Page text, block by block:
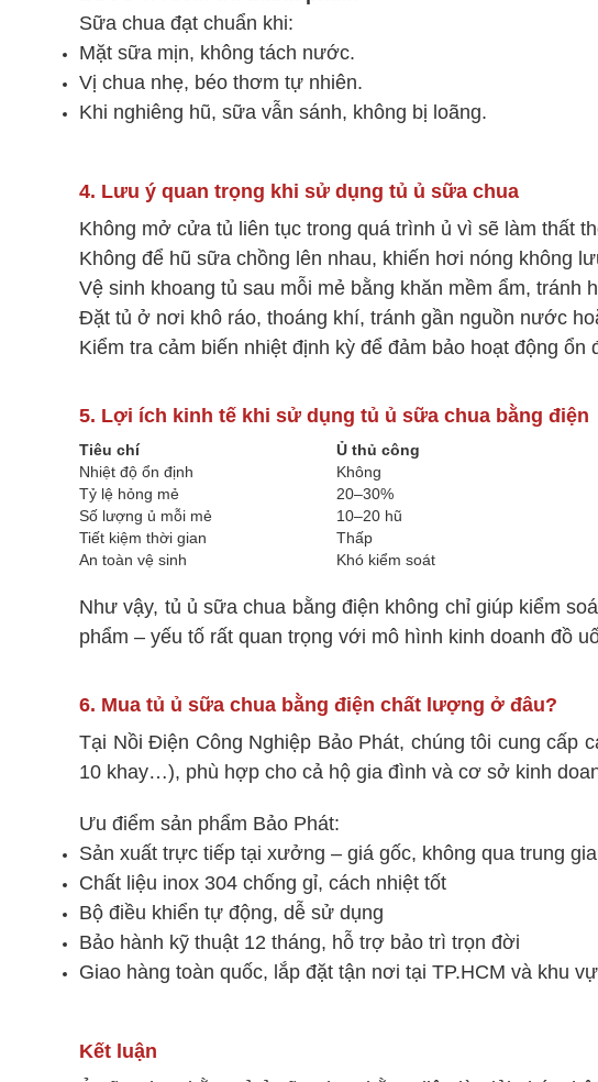
Sữa chua đạt chuẩn khi:
Mặt sữa mịn, không tách nước.
Vị chua nhẹ, béo thơm tự nhiên.
Khi nghiêng hũ, sữa vẫn sánh, không bị loãng.
4. Lưu ý quan trọng khi sử dụng tủ ủ sữa chua
Không mở cửa tủ liên tục trong quá trình ủ vì sẽ làm thất
Không để hũ sữa chồng lên nhau, khiến hơi nóng không
Vệ sinh khoang tủ sau mỗi mẻ bằng khăn mềm ẩm, tránh
Đặt tủ ở nơi khô ráo, thoáng khí, tránh gần nguồn nước
Kiểm tra cảm biến nhiệt định kỳ để đảm bảo hoạt động ổn
5. Lợi ích kinh tế khi sử dụng tủ ủ sữa chua bằng điện
Tiêu chí Ủ thủ công
Nhiệt độ ổn định
Không
Tỷ lệ hỏng mẻ
20–30%
Số lượng ủ mỗi mẻ
10–20 hũ
Tiết kiệm thời gian
Thấp
An toàn vệ sinh
Khó kiểm soát
Như vậy, tủ ủ sữa chua bằng điện không chỉ giúp kiểm
phẩm – yếu tố rất quan trọng với mô hình kinh doanh đồ
6. Mua tủ ủ sữa chua bằng điện chất lượng ở đâu?
Tại Nồi Điện Công Nghiệp Bảo Phát, chúng tôi cung cấp
10 khay…), phù hợp cho cả hộ gia đình và cơ sở kinh
Ưu điểm sản phẩm Bảo Phát:
Sản xuất trực tiếp tại xưởng – giá gốc, không qua trung
Chất liệu inox 304 chống gỉ, cách nhiệt tốt
Bộ điều khiển tự động, dễ sử dụng
Bảo hành kỹ thuật 12 tháng, hỗ trợ bảo trì trọn đời
Giao hàng toàn quốc, lắp đặt tận nơi tại TP.HCM và khu
Kết luận